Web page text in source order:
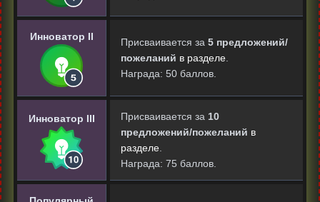
Инноватор II Присваивается за 5 предложений/
пожеланий в разделе
Награда: 50 баллов.
Инноватор III Присваивается за 10
предложений/пожеланий в
разделе
Награда: 75 баллов.